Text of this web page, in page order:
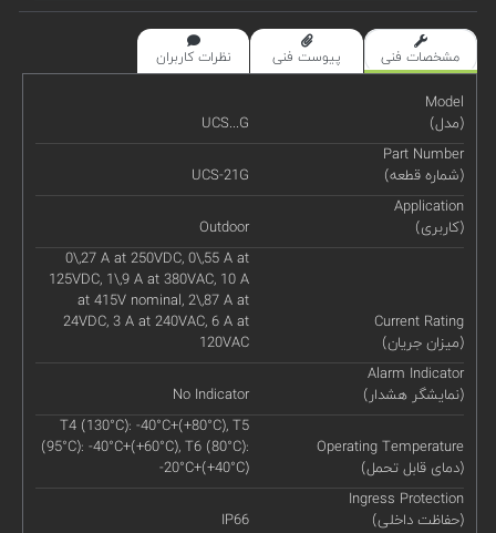
مشخصات فنی پیوست فنی نظرات کاربران
Model
(مدل)
UCS...G
Part Number
(شماره قطعه)
UCS-21G
Application
(کاربری)
Outdoor
Current Rating
(میزان جریان)
0\,27 A at 250VDC, 0\,55 A at
125VDC, 1\,9 A at 380VAC, 10 A
at 415V nominal, 2\,87 A at
24VDC, 3 A at 240VAC, 6 A at
120VAC
Alarm Indicator
(نمایشگر هشدار)
No Indicator
Operating Temperature
(دمای قابل تحمل)
T4 (130°C): -40°C+(+80°C), T5
(95°C): -40°C+(+60°C), T6 (80°C):
-20°C+(+40°C)
Ingress Protection
(حفاظت داخلی)
IP66